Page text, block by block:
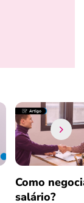
Como
salário?